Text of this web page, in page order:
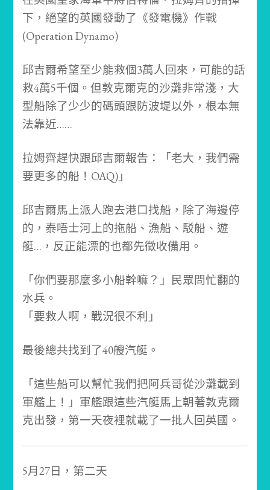
下，絕望的英國發動了《發電機》作戰
(Operation Dynamo)
邱吉爾希望至少能救個3萬人回來，可能的話
救4萬5千個。但敦克爾克的沙灘非常淺，大
型船除了少少的碼頭跟防波堤以外，根本無
法靠近……
拉姆齊趕快跟邱吉爾報告：「老大，我們需
要更多的船！OAQ)」
邱吉爾馬上派人跑去港口找船，除了海邊停
的，泰唔士河上的拖船、漁船、駁船、遊
艇…，反正能漂的也都先徵收備用。
「你們要那麼多小船幹嘛？」民眾問忙翻的
水兵。
「要救人啊，戰況很不利」
最後總共找到了40艘汽艇。
「這些船可以幫忙我們把阿兵哥從沙灘載到
軍艦上！」 軍艦跟這些汽艇馬上朝著敦克爾
克出發，第一天夜裡就載了一批人回英國。
5月27日，第二天